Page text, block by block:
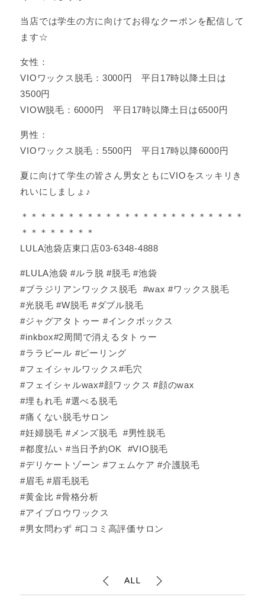
当店では学生の方に向けてお得なクーポンを配信して
ます☆
女性：
VIOワックス脱毛：3000円 平日17時以降土日は
3500円
VIOW脱毛：6000円 平日17時以降土日は6500円
男性：
VIOワックス脱毛：5500円 平日17時以降6000円
夏に向けて学生の皆さん男女ともにVIOをスッキリき
れいにしましょ♪
＊＊＊＊＊＊＊＊＊＊＊＊＊＊＊＊＊＊＊＊＊＊＊＊
＊＊＊＊＊＊＊＊
LULA池袋店東口店03-6348-4888
#LULA池袋 #ルラ脱 #脱毛 #池袋
#ブラジリアンワックス脱毛 #wax #ワックス脱毛
#光脱毛 #W脱毛 #ダブル脱毛
#ジャグアタトゥー #インクボックス
#inkbox#2周間で消えるタトゥー
#ララピール #ピーリング
#フェイシャルワックス#毛穴
#フェイシャルwax#顔ワックス #顔のwax
#埋もれ毛 #選べる脱毛
#痛くない脱毛サロン
#妊婦脱毛 #メンズ脱毛 #男性脱毛
#都度払い #当日予約OK #VIO脱毛
#デリケートゾーン #フェムケア #介護脱毛
#眉毛 #眉毛脱毛
#黄金比 #骨格分析
#アイブロウワックス
#男女問わず #口コミ高評価サロン
ALL